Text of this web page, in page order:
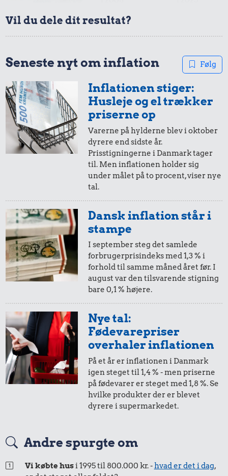
100,-
i 2008
= 135,-
i 2025
50,-
i 2008
= 68,-
20,-
i 2008
= 27,-
i 2025
14,-
5,-
i 2008
= 7,-
i 2025
2,-
i 2008 i 2025
1,-
i 2008
= 1,-
i 2025
i 2008
Vil du dele dit resultat?
Seneste nyt om inflation Følg
Inflationen stiger:
Husleje og el trækker
priserne op
Varerne på hylderne blev i oktober
dyrere end sidste år.
Prisstigningerne i Danmark tager
til. Men inflationen holder sig
under målet på to procent, viser nye
tal.
Dansk inflation står i
stampe
I september steg det samlede
forbrugerprisindeks med 1,3 % i
forhold til samme måned året før. I
august var den tilsvarende stigning
bare 0,1 % højere.
Nye tal:
Fødevarepriser
overhaler inflationen
På et år er inflationen i Danmark
igen steget til 1,4 % - men priserne
på fødevarer er steget med 1,8 %. Se
hvilke produkter der er blevet
dyrere i supermarkedet.
Andre spurgte om
Vi købte husi 1995 til 800.000 kr. -hvad er det i dag,